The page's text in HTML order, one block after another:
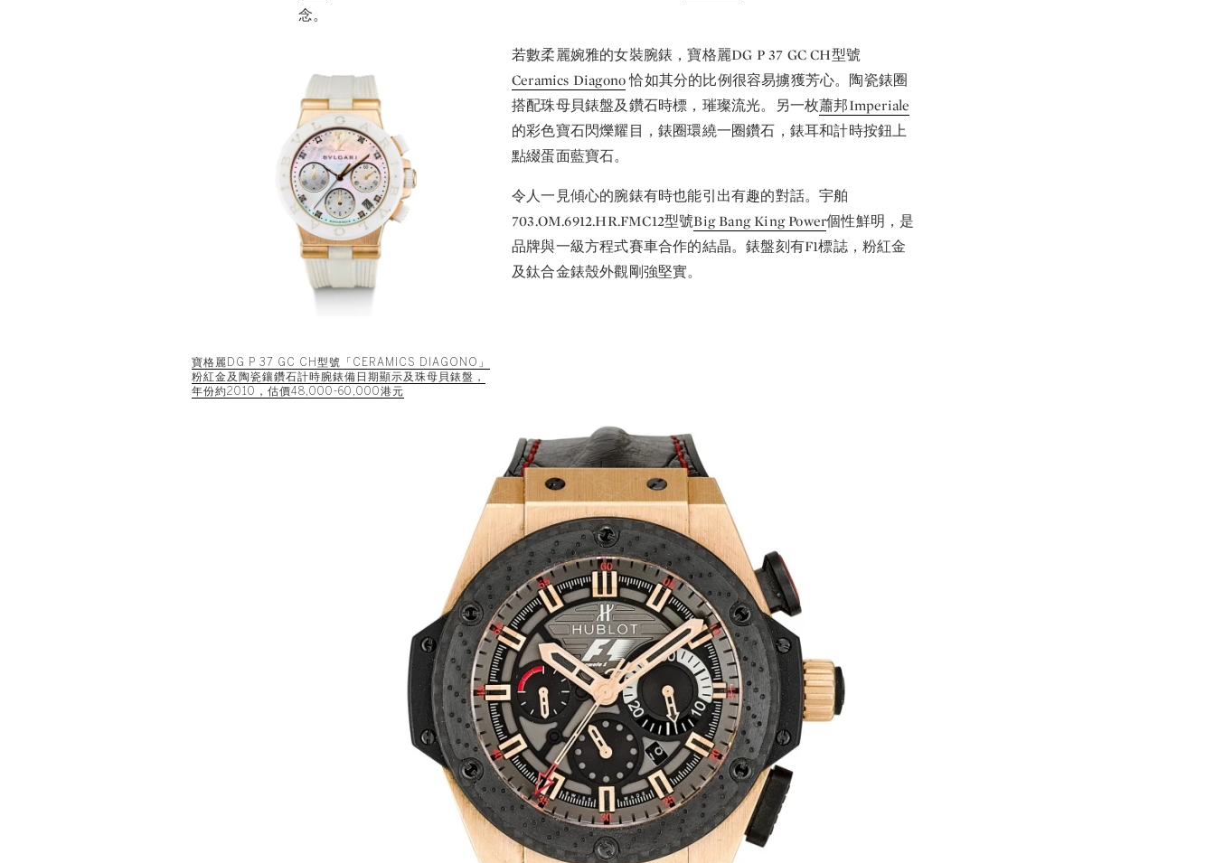
念。
寶格麗DG P 37 GC CH型號「CERAMICS DIAGONO」
粉紅金及陶瓷鑲鑽石計時腕錶備日期顯示及珠母貝錶盤，
年份約2010，估價48,000-60,000港元
若數柔麗婉雅的女裝腕錶，寶格麗DG P 37 GC CH型號
Ceramics Diagono恰如其分的比例很容易擄獲芳心。陶瓷錶圈
搭配珠母貝錶盤及鑽石時標，璀璨流光。另一枚蕭邦Imperiale
的彩色寶石閃爍耀目，錶圈環繞一圈鑽石，錶耳和計時按鈕上
點綴蛋面藍寶石。
令人一見傾心的腕錶有時也能引出有趣的對話。宇舶
703.OM.6912.HR.FMC12型號Big Bang King Power個性鮮明，是
品牌與一級方程式賽車合作的結晶。錶盤刻有F1標誌，粉紅金
及鈦合金錶殼外觀剛強堅實。